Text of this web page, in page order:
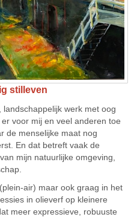
stilleven
werk met oog
voor mij en veel anderen toe
de menselijke maat nog
En dat betreft vaak de
mijn natuurlijke omgeving,
air) maar ook graag in het
in olieverf op kleinere
meer expressieve, robuuste